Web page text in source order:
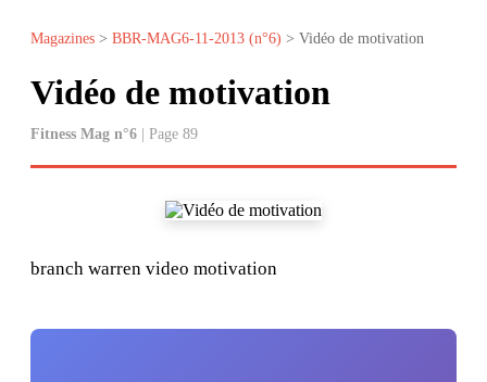
Magazines > BBR-MAG6-11-2013 (n°6) > Vidéo de motivation
Vidéo de motivation
Fitness Mag n°6 | Page 89
branch warren video motivation